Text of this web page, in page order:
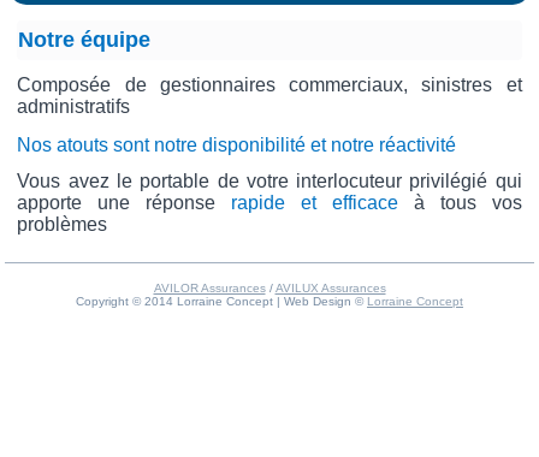
Notre équipe
Composée de gestionnaires commerciaux, sinistres et
administratifs
Nos atouts sont notre disponibilité et notre réactivité
Vous avez le portable de votre interlocuteur privilégié qui
apporte une réponse rapide et efficaceà tous vos
problèmes
AVILOR Assurances/AVILUX Assurances
Copyright © 2014 Lorraine Concept | Web Design © Lorraine Concept